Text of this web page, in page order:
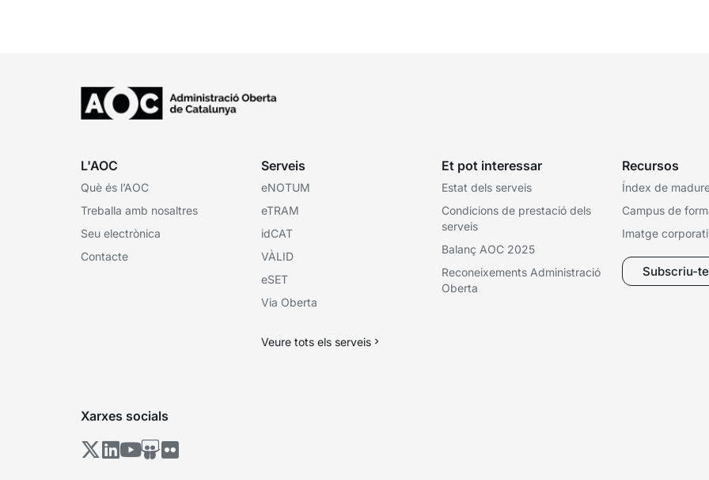
L'AOC
Què és l’AOC
Treballa amb nosaltres
Seu electrònica
Contacte
Serveis
eNOTUM
eTRAM
idCAT
VÀLID
eSET
Via Oberta
Veure tots els serveis
Et pot interessar
Estat dels serveis
Condicions de prestació dels
serveis
Balanç AOC 2025
Reconeixements Administració
Oberta
Recursos
Índex de
Campus de
Imatge
Subscriu-
Xarxes socials